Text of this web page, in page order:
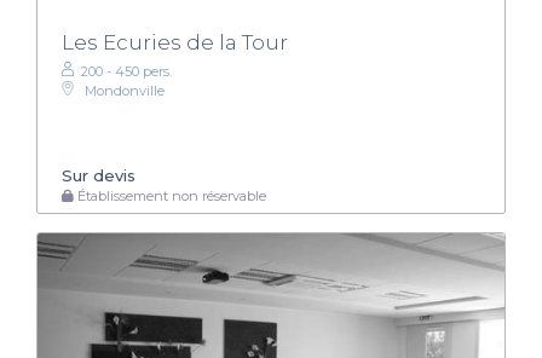
Les Ecuries de la Tour
200 - 450 pers.
Mondonville
Sur devis
Établissement non réservable